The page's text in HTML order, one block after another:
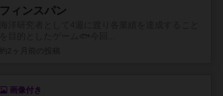
フィンスパン
画像付き